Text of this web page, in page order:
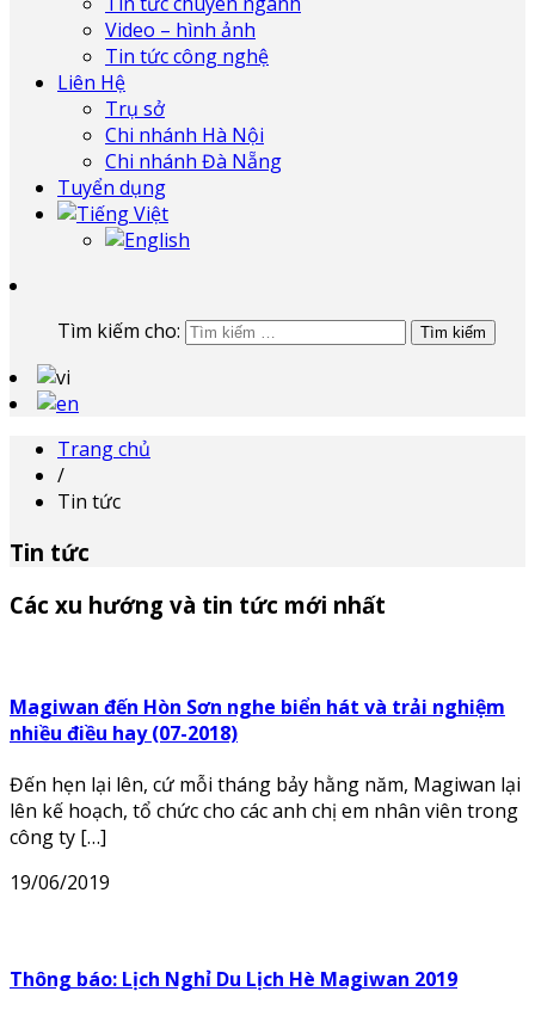
Video – hình ảnh
Tin tức công nghệ
Liên Hệ
Trụ sở
Chi nhánh Hà Nội
Chi nhánh Đà Nẵng
Tuyển dụng
Tìm kiếm cho:
Trang chủ
/
Tin tức
Tin tức
Các xu hướng và tin tức mới nhất
Magiwan đến Hòn Sơn nghe biển hát và trải nghiệm
nhiều điều hay (07-2018)
Đến hẹn lại lên, cứ mỗi tháng bảy hằng năm, Magiwan lại
lên kế hoạch, tổ chức cho các anh chị em nhân viên trong
công ty […]
19/06/2019
Thông báo: Lịch Nghỉ Du Lịch Hè Magiwan 2019